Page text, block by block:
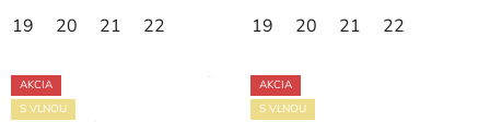
19 20 21 22 19 20 21 22
AKCIA
S VLNOU
AKCIA
S VLNOU